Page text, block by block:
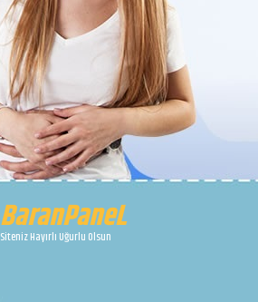
BaranPaneL
Siteniz Hayırlı Uğurlu Olsun